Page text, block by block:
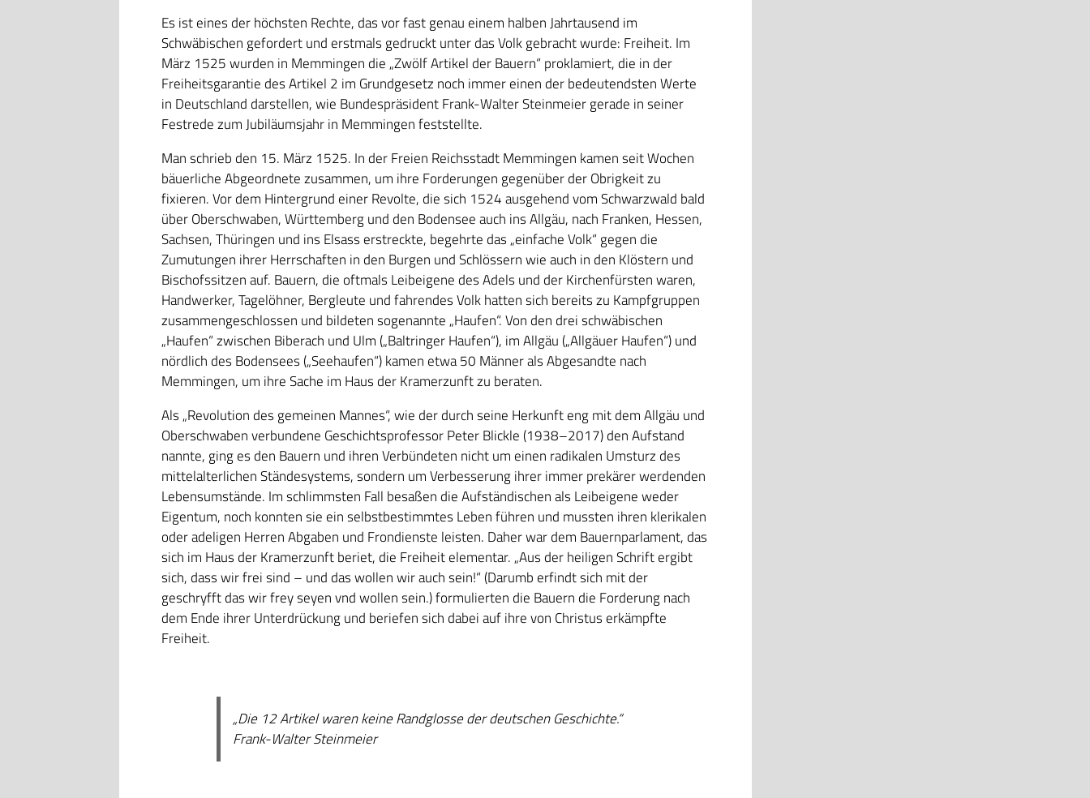
Es ist eines der höchsten Rechte, das vor fast genau einem halben Jahrtausend im
Schwäbischen gefordert und erstmals gedruckt unter das Volk gebracht wurde: Freiheit. Im
März 1525 wurden in Memmingen die „Zwölf Artikel der Bauern“ proklamiert, die in der
Freiheitsgarantie des Artikel 2 im Grundgesetz noch immer einen der bedeutendsten Werte
in Deutschland darstellen, wie Bundespräsident Frank-Walter Steinmeier gerade in seiner
Festrede zum Jubiläumsjahr in Memmingen feststellte.
Man schrieb den 15. März 1525. In der Freien Reichsstadt Memmingen kamen seit Wochen
bäuerliche Abgeordnete zusammen, um ihre Forderungen gegenüber der Obrigkeit zu
fixieren. Vor dem Hintergrund einer Revolte, die sich 1524 ausgehend vom Schwarzwald bald
über Oberschwaben, Württemberg und den Bodensee auch ins Allgäu, nach Franken, Hessen,
Sachsen, Thüringen und ins Elsass erstreckte, begehrte das „einfache Volk“ gegen die
Zumutungen ihrer Herrschaften in den Burgen und Schlössern wie auch in den Klöstern und
Bischofssitzen auf. Bauern, die oftmals Leibeigene des Adels und der Kirchenfürsten waren,
Handwerker, Tagelöhner, Bergleute und fahrendes Volk hatten sich bereits zu Kampfgruppen
zusammengeschlossen und bildeten sogenannte „Haufen“. Von den drei schwäbischen
„Haufen“ zwischen Biberach und Ulm („Baltringer Haufen“), im Allgäu („Allgäuer Haufen“) und
nördlich des Bodensees („Seehaufen“) kamen etwa 50 Männer als Abgesandte nach
Memmingen, um ihre Sache im Haus der Kramerzunft zu beraten.
Als „Revolution des gemeinen Mannes“, wie der durch seine Herkunft eng mit dem Allgäu und
Oberschwaben verbundene Geschichtsprofessor Peter Blickle (1938–2017) den Aufstand
nannte, ging es den Bauern und ihren Verbündeten nicht um einen radikalen Umsturz des
mittelalterlichen Ständesystems, sondern um Verbesserung ihrer immer prekärer werdenden
Lebensumstände. Im schlimmsten Fall besaßen die Aufständischen als Leibeigene weder
Eigentum, noch konnten sie ein selbstbestimmtes Leben führen und mussten ihren klerikalen
oder adeligen Herren Abgaben und Frondienste leisten. Daher war dem Bauernparlament, das
sich im Haus der Kramerzunft beriet, die Freiheit elementar. „Aus der heiligen Schrift ergibt
sich, dass wir frei sind – und das wollen wir auch sein!“ (Darumb erfindt sich mit der
geschryfft das wir frey seyen vnd wollen sein.) formulierten die Bauern die Forderung nach
dem Ende ihrer Unterdrückung und beriefen sich dabei auf ihre von Christus erkämpfte
Freiheit.
„Die 12 Artikel waren keine Randglosse der deutschen Geschichte.“
Frank-Walter Steinmeier